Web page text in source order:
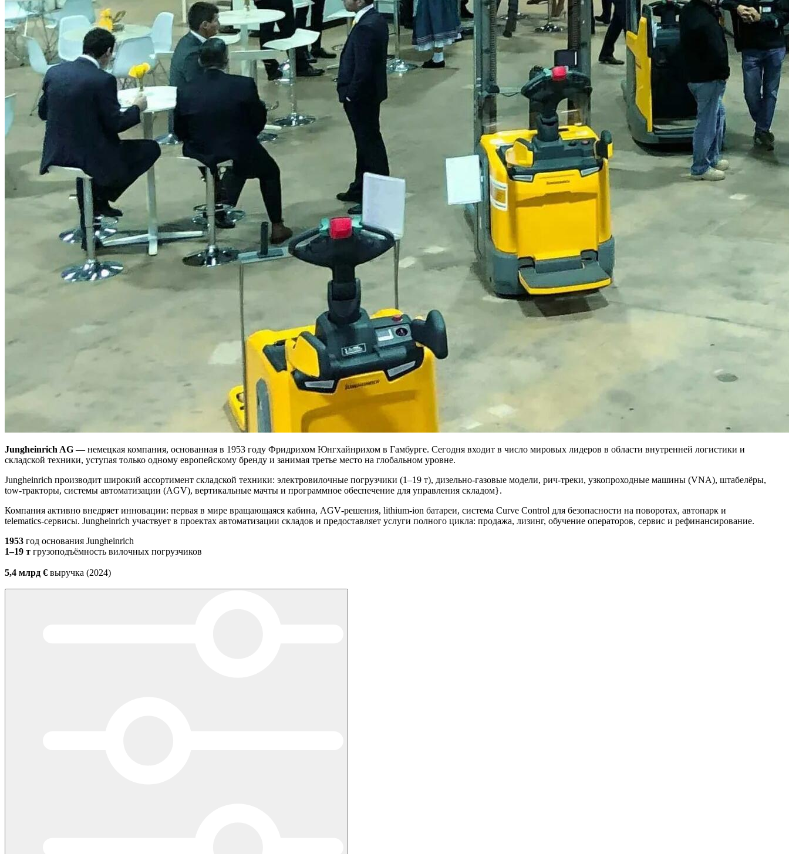
Jungheinrich AG — немецкая компания, основанная в 1953 году Фридрихом Юнгхайнрихом в Гамбурге. Сегодня входит в число мировых лидеров в области внутренней логистики и
складской техники, уступая только одному европейскому бренду и занимая третье место на глобальном уровне.
Jungheinrich производит широкий ассортимент складской техники: электровилочные погрузчики (1–19 т), дизельно-газовые модели, рич‑треки, узкопроходные машины (VNA), штабелёры,
tow‑тракторы, системы автоматизации (AGV), вертикальные мачты и программное обеспечение для управления складом}.
Компания активно внедряет инновации: первая в мире вращающаяся кабина, AGV‑решения, lithium‑ion батареи, система Curve Control для безопасности на поворотах, автопарк и
telematics‑сервисы. Jungheinrich участвует в проектах автоматизации складов и предоставляет услуги полного цикла: продажа, лизинг, обучение операторов, сервис и рефинансирование.
1953 год основания Jungheinrich
1–19 т грузоподъёмность вилочных погрузчиков
5,4 млрд € выручка (2024)